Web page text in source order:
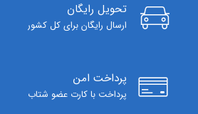
تحویل رایگان
ارسال رایگان برای کل کشور
پرداخت امن
پرداخت با کارت عضو شتاب